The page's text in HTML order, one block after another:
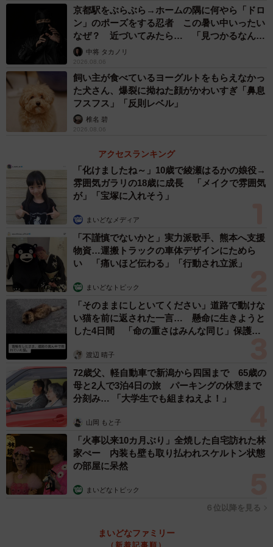
京都駅をぶらぶら→ホームの隅に何やら「ドロ
ン」のポーズをする忍者 この暑い中いったい
なぜ？ 近づいてみたら… 「見つかるなんて
未熟」中将 タカノリ
2026.08.06
飼い主が食べているヨーグルトをもらえなかっ
た犬さん、爆裂に拗ねた顔がかわいすぎ「鼻息
フスフス」「反則レベル」
椎名 碧
2026.08.06
アクセスランキング
「化けましたね～」10歳で綾瀬はるかの娘役→
雰囲気ガラリの18歳に成長 「メイクで雰囲気
が」「宝塚に入れそう」
まいどなメディア
「不謹慎でないかと」実力派歌手、熊本へ支援
物資…運搬トラックの車体デザインにためら
い 「痛いほど伝わる」「行動され立派」
まいどなトピック
「そのままにしといてください」道路で動けな
い猫を前に返された一言… 懸命に生きようと
した4日間 「命の重さはみんな同じ」保護団
渡辺 晴子
72歳父、軽自動車で新潟から四国まで 65歳の
母と2人で3泊4日の旅 パーキングの休憩まで
分刻み… 「大学生でも組まねえよ！」
山岡 もと子
「火事以来10カ月ぶり」全焼した自宅訪れた林
家ぺー 内装も壁も取り払われスケルトン状態
の部屋に呆然
まいどなトピック
６位以降を見る
まいどなファミリー
（新着記事順）